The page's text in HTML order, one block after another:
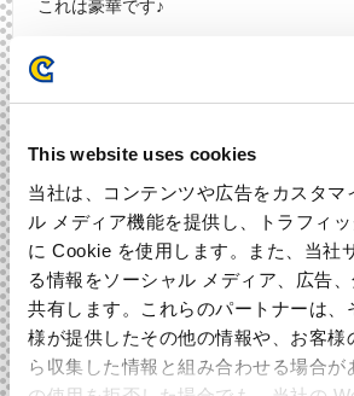
This website uses cookies
当社は、コンテンツや広告をカスタマ
ル メディア機能を提供し、トラフィ
に Cookie を使用します。また、当社
る情報をソーシャル メディア、広告
共有します。これらのパートナーは、
様が提供したその他の情報や、お客様
ら収集した情報と組み合わせる場合
これは豪華です♪
さらに、
ロックマン
る友澤眞さんによる
セルフリアレンジ『
GAZEL SHAFT』も
収録！友澤さん、ありがとうござい